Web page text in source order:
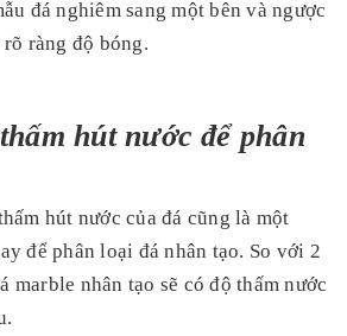
đá nghiêm sang một bên và ngược
ràng độ bóng.
hút nước để phân
hút nước của đá cũng là một
để phân loại đá nhân tạo. So với 2
marble nhân tạo sẽ có độ thấm nước